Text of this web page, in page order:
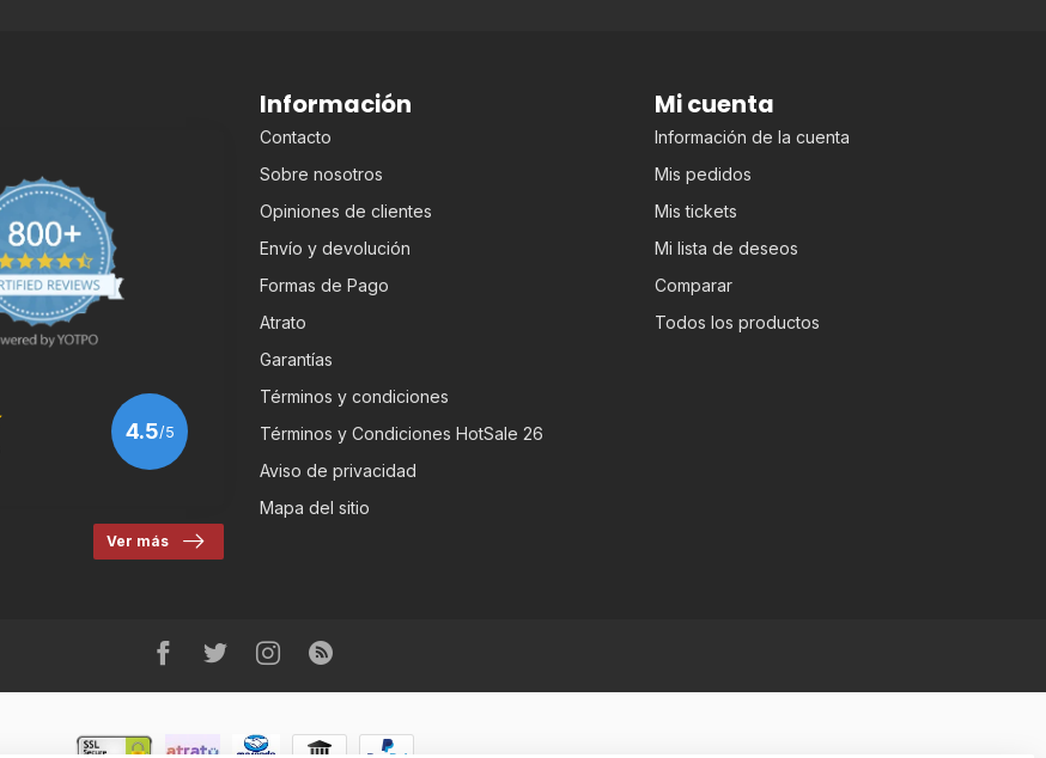
4.5/5
Ver más
Información
Contacto
Sobre nosotros
Opiniones de clientes
Envío y devolución
Formas de Pago
Atrato
Garantías
Términos y condiciones
Términos y Condiciones HotSale 26
Aviso de privacidad
Mapa del sitio
Mi cuenta
Información de la cuenta
Mis pedidos
Mis tickets
Mi lista de deseos
Comparar
Todos los productos